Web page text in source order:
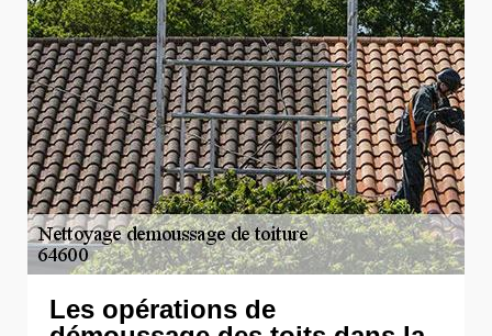
Les opérations de